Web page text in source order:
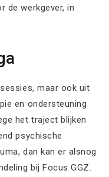
de werkgever, in
maar ook uit
en ondersteuning
het traject blijken
psychische
dan kan er alsnog
bij Focus GGZ.